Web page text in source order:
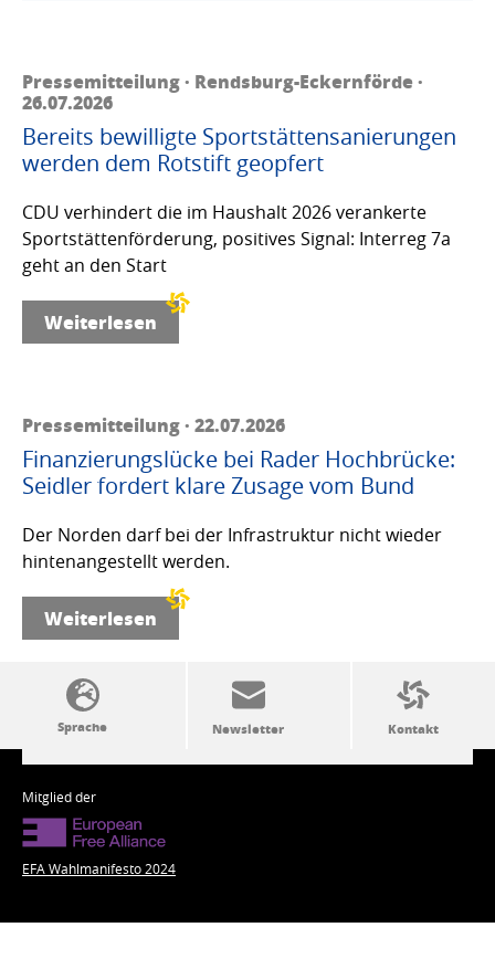
Pressemitteilung · Rendsburg-Eckernförde ·
26.07.2026
Bereits bewilligte Sportstättensanierungen
werden dem Rotstift geopfert
CDU verhindert die im Haushalt 2026 verankerte
Sportstättenförderung, positives Signal: Interreg 7a
geht an den Start
Weiterlesen
Pressemitteilung · 22.07.2026
Finanzierungslücke bei Rader Hochbrücke:
Seidler fordert klare Zusage vom Bund
Der Norden darf bei der Infrastruktur nicht wieder
hintenangestellt werden.
Weiterlesen
SSW-Politik von A bis Z
Mitglied der
EFA Wahlmanifesto 2024